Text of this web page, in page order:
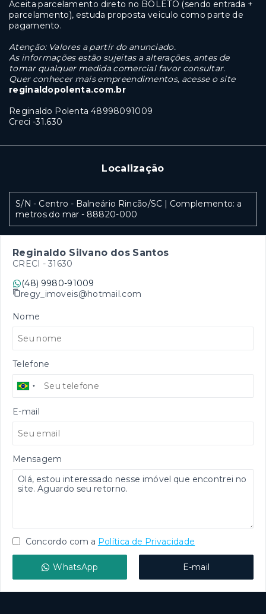
Aceita parcelamento direto no BOLETO (sendo entrada +
parcelamento), estuda proposta veiculo como parte de
pagamento.
Atenção: Valores a partir do anunciado.
As informações estão sujeitas a alterações, antes de
tomar qualquer medida comercial favor consultar.
Quer conhecer mais empreendimentos, acesse o site
reginaldopolenta.com.br
Reginaldo Polenta 48998091009
Creci -31.630
Localização
S/N - Centro - Balneário Rincão/SC | Complemento: a
metros do mar - 88820-000
Reginaldo Silvano dos Santos
CRECI - 31630
(48) 9980-91009
regy_imoveis@hotmail.com
Nome
Telefone
E-mail
Mensagem
Concordo com a Política de Privacidade
WhatsApp E-mail